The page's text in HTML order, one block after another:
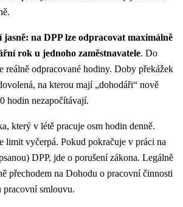
na DPP lze odpracovat maximálně
rok u jednoho zaměstnavatele. Do
reálně odpracované hodiny. Doby překážek
na kterou mají „dohodáři“ nově
hodin nezapočítávají.
který v létě pracuje osm hodin denně.
limit vyčerpá. Pokud pokračuje v práci na
DPP, jde o porušení zákona. Legálně
přechodem na Dohodu o pracovní činnosti
smlouvu.